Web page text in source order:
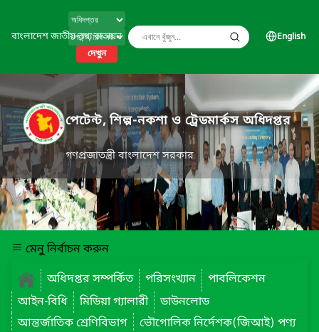
বাংলাদেশ জাতীয় তথ্য বাতায়ন
দেখুন
English
পেটেন্ট, শিল্প-নকশা ও ট্রেডমার্কস অধিদপ্তর
গণপ্রজাতন্ত্রী বাংলাদেশ সরকার
মেনু নির্বাচন করুন
অধিদপ্তর সম্পর্কিত
পরিসংখ্যান
পাবলিকেশন
আইন-বিধি
মিডিয়া গ্যালারী
ডাউনলোড
আন্তর্জাতিক শ্রেণিবিভাগ
ভৌগোলিক নির্দেশক(জিআই) পণ্য